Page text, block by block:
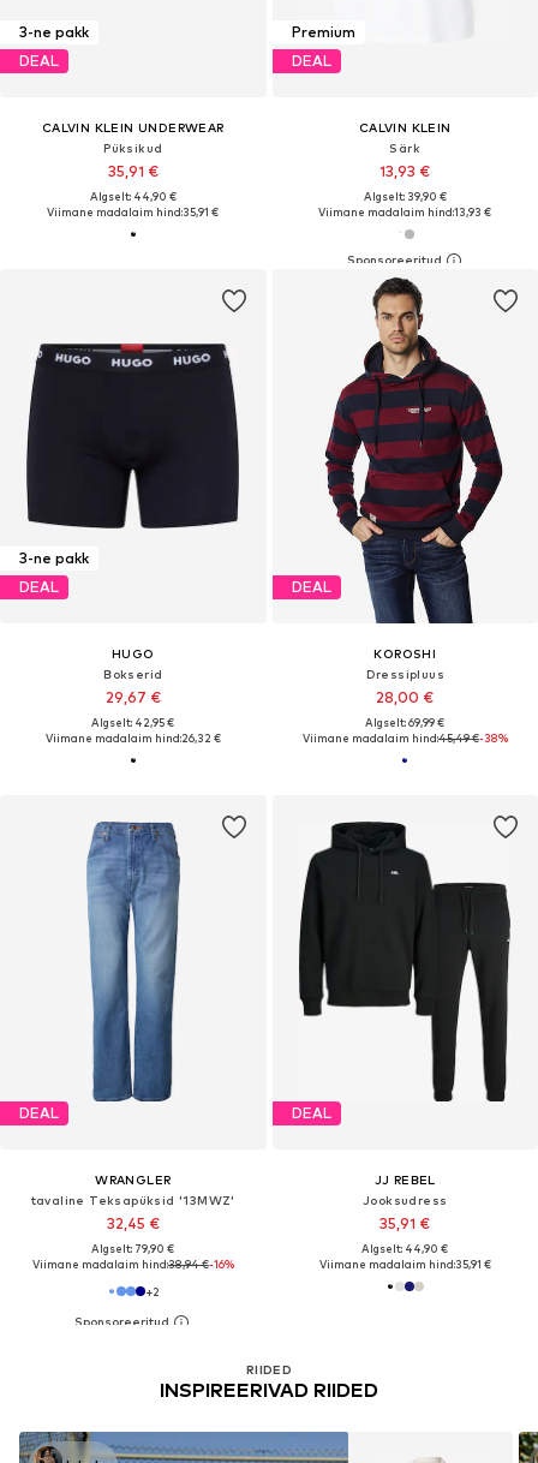
3-ne pakk
DEAL
CALVIN KLEIN UNDERWEAR
Püksikud
35,91 €
Algselt: 44,90 €
Viimane madalaim hind:35,91 €
Premium
DEAL
CALVIN KLEIN
Särk
13,93 €
Algselt: 39,90 €
Viimane madalaim hind:13,93 €
3-ne pakk
DEAL
HUGO
Bokserid
29,67 €
Algselt: 42,95 €
Viimane madalaim hind:26,32 €
DEAL
KOROSHI
Dressipluus
28,00 €
Algselt: 69,99 €
Viimane madalaim hind:45,49 €-38%
DEAL
WRANGLER
tavaline Teksapüksid '13MWZ'
32,45 €
Algselt: 79,90 €
Viimane madalaim hind:38,94 €-16%
+2
DEAL
JJ REBEL
Jooksudress
35,91 €
Algselt: 44,90 €
Viimane madalaim hind:35,91 €
RIIDED
INSPIREERIVAD RIIDED